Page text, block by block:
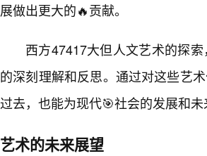
展做出更大的🔥贡献。
西方47417大但人文艺术的探
的深刻理解和反思。通过对这些艺
过去，也能为现代🎯社会的发展和
艺术的未来展望